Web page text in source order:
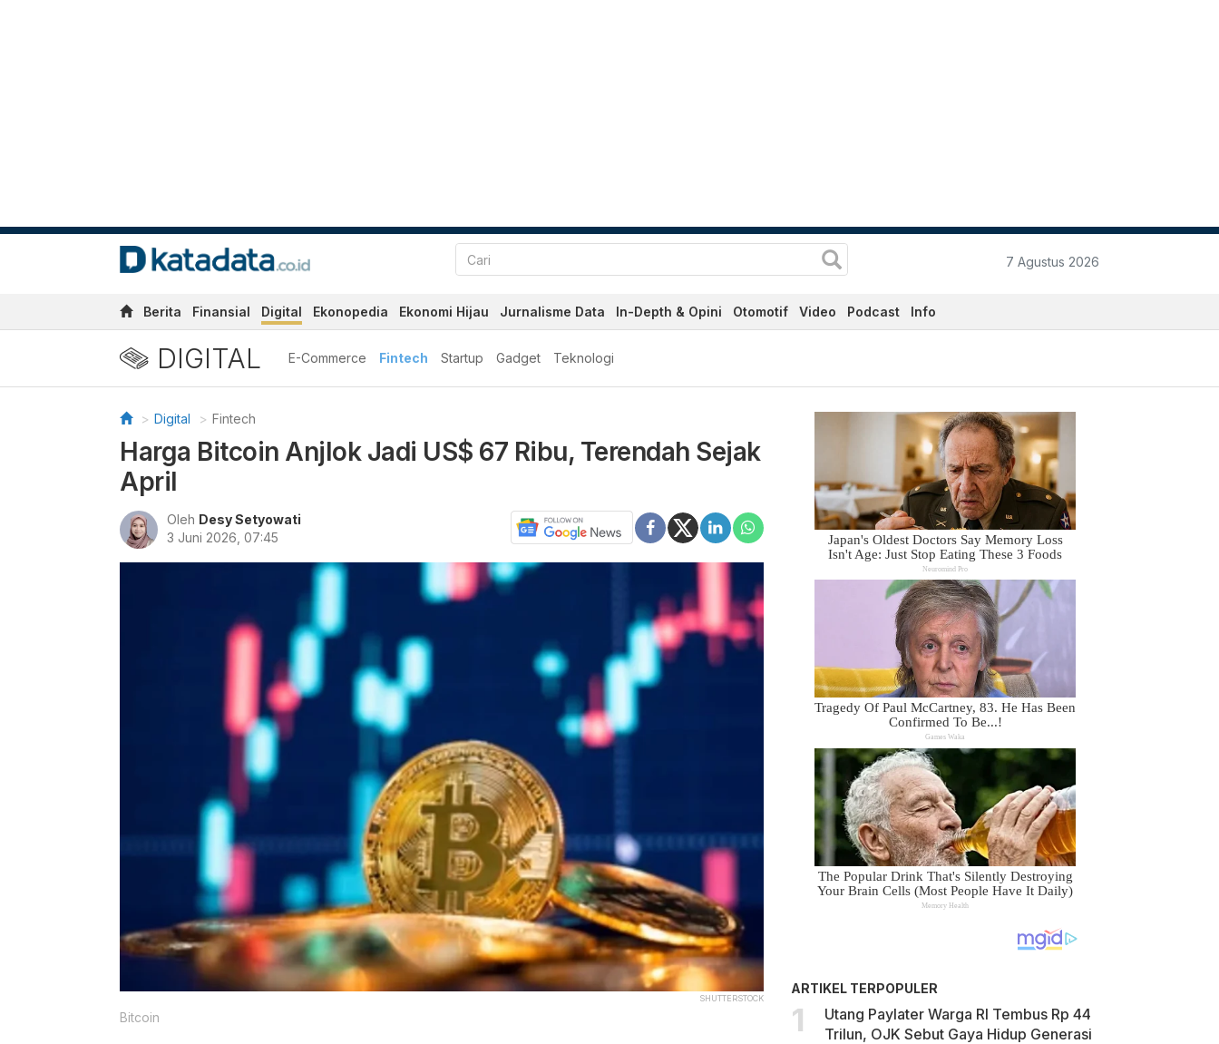
7 Agustus 2026
Berita Finansial Digital Ekonopedia Ekonomi Hijau Jurnalisme Data In-Depth & Opini Otomotif Video Podcast Info
DIGITAL E-Commerce Fintech Startup Gadget Teknologi
Digital Fintech
Harga Bitcoin Anjlok Jadi US$ 67 Ribu, Terendah Sejak
April
Oleh Desy Setyowati
3 Juni 2026, 07:45
SHUTTERSTOCK
Bitcoin
ARTIKEL TERPOPULER
Utang Paylater Warga RI Tembus Rp 44
Trilun, OJK Sebut Gaya Hidup Generasi